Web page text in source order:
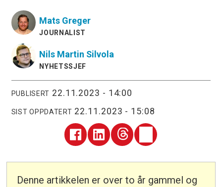
Mats Greger
JOURNALIST
Nils Martin Silvola
NYHETSSJEF
PUBLISERT 22.11.2023 - 14:00
SIST OPPDATERT 22.11.2023 - 15:08
Denne artikkelen er over to år gammel og